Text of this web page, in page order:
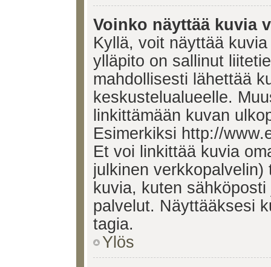
Voinko näyttää kuvia
Kyllä, voit näyttää
ylläpito on sallinut
mahdollisesti lähettää
keskustelualueelle.
linkittämään kuvan
Esimerkiksi http://
Et voi linkittää kuvia
julkinen
kuvia, kuten
palvelut. Näyttääksesi
tagia.
Ylös